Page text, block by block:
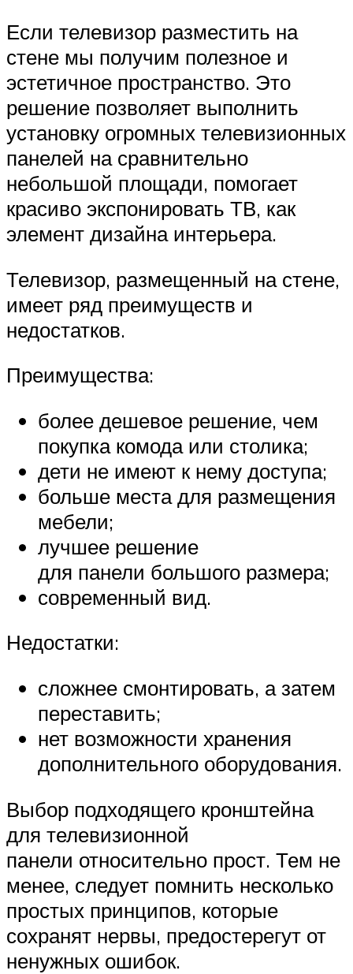
Если телевизор разместить на
стене мы получим полезное и
эстетичное пространство. Это
решение позволяет выполнить
установку огромных телевизионных
панелей на сравнительно
небольшой площади, помогает
красиво экспонировать ТВ, как
элемент дизайна интерьера.
Телевизор, размещенный на стене,
имеет ряд преимуществ и
недостатков.
Преимущества:
более дешевое решение, чем
покупка комода или столика;
дети не имеют к нему доступа;
больше места для размещения
мебели;
лучшее решение
для панели большого размера;
современный вид.
Недостатки:
сложнее смонтировать, а затем
переставить;
нет возможности хранения
дополнительного оборудования.
Выбор подходящего кронштейна
для телевизионной
панели относительно прост. Тем не
менее, следует помнить несколько
простых принципов, которые
сохранят нервы, предостерегут от
ненужных ошибок.